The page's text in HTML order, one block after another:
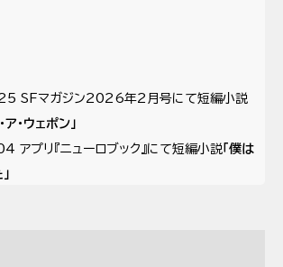
SFマガジン2026年2月号にて短編小説
ア・ウェポン」
プリ『ニューロブック』にて短編小説 「僕は
刊工業新聞社『鏡の国の生き物をつく